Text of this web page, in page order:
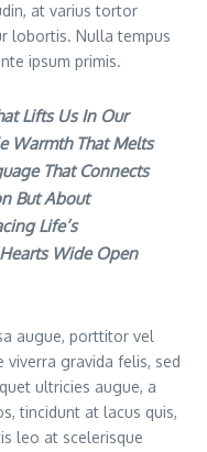
at varius tortor
lobortis. Nulla tempus
ipsum primis.
Lifts Us In Our
Warmth That Melts
That Connects
But About
Life’s
Wide Open
augue, porttitor vel
viverra gravida felis, sed
ultricies augue, a
tincidunt at lacus quis,
leo at scelerisque